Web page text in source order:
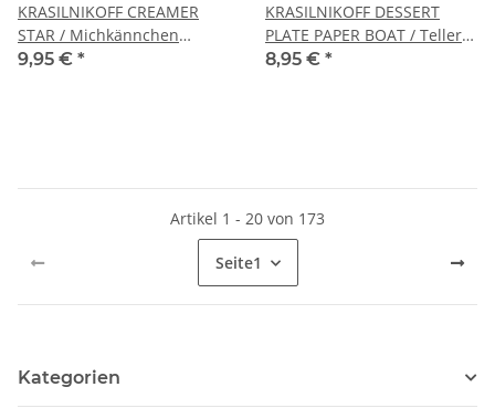
KRASILNIKOFF CREAMER
STAR / Michkännchen
STERN
9,95 € *
KRASILNIKOFF DESSERT
PLATE PAPER BOAT / Teller
PAPIERBOOT mit ANKER
8,95 € *
Artikel 1 - 20 von 173
Seite1
Kategorien